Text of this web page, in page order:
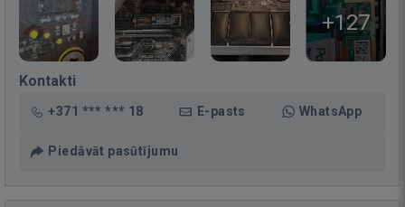
+127
Kontakti
+371 *** *** 18 E-pasts WhatsApp
Piedāvāt pasūtījumu